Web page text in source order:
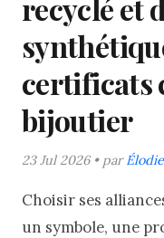
recyclé et
certificats
bijoutier
23 Jul 2026 • par
Choisir ses
un symbole, une